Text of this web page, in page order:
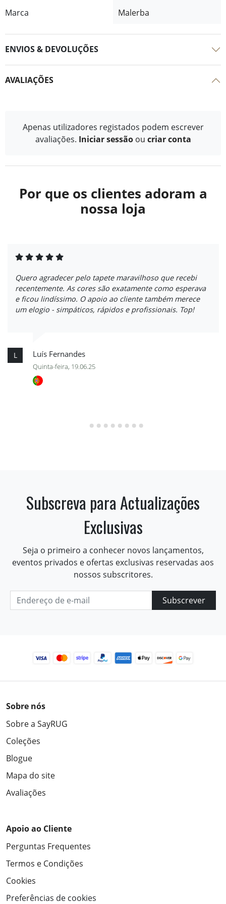
Marca Malerba
ENVIOS & DEVOLUÇÕES
AVALIAÇÕES
Apenas utilizadores registados podem escrever
avaliações. Iniciar sessão ou criar conta
Por que os clientes adoram a
nossa loja
Quero agradecer pelo tapete maravilhoso que recebi
recentemente. As cores são exatamente como esperava
e ficou lindíssimo. O apoio ao cliente também merece
um elogio - simpáticos, rápidos e profissionais. Top!
L Luís Fernandes
Quinta-feira, 19.06.25
Subscreva para Actualizações
Exclusivas
Seja o primeiro a conhecer novos lançamentos,
eventos privados e ofertas exclusivas reservadas aos
nossos subscritores.
Subscrever
Sobre nós
Sobre a SayRUG
Coleções
Blogue
Mapa do site
Avaliações
Apoio ao Cliente
Perguntas Frequentes
Termos e Condições
Cookies
Preferências de cookies